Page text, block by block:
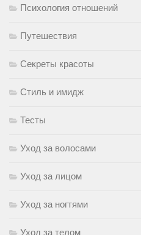
Психология отношений
Путешествия
Секреты красоты
Стиль и имидж
Тесты
Уход за волосами
Уход за лицом
Уход за ногтями
Уход за телом